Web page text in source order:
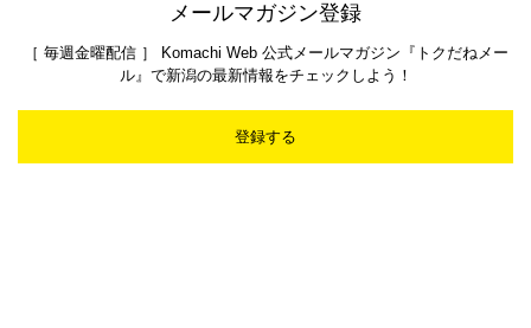
メールマガジン登録
［ 毎週金曜配信 ］ Komachi Web 公式メールマガジン『トクだねメー
ル』で新潟の最新情報をチェックしよう！
登録する